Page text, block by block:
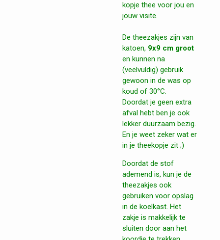
kopje thee voor jou en
jouw visite.
De theezakjes zijn van
katoen, 9x9 cm groot
en kunnen na
(veelvuldig) gebruik
gewoon in de was op
koud of 30°C.
Doordat je geen extra
afval hebt ben je ook
lekker duurzaam bezig.
En je weet zeker wat er
in je theekopje zit ;)
Doordat de stof
ademend is, kun je de
theezakjes ook
gebruiken voor opslag
in de koelkast. Het
zakje is makkelijk te
sluiten door aan het